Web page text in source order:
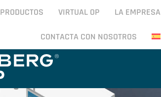
PRODUCTOS VIRTUAL OP LA EMPRESA
CONTACTA CON NOSOTROS